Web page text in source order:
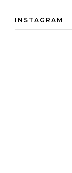
INSTAGRAM